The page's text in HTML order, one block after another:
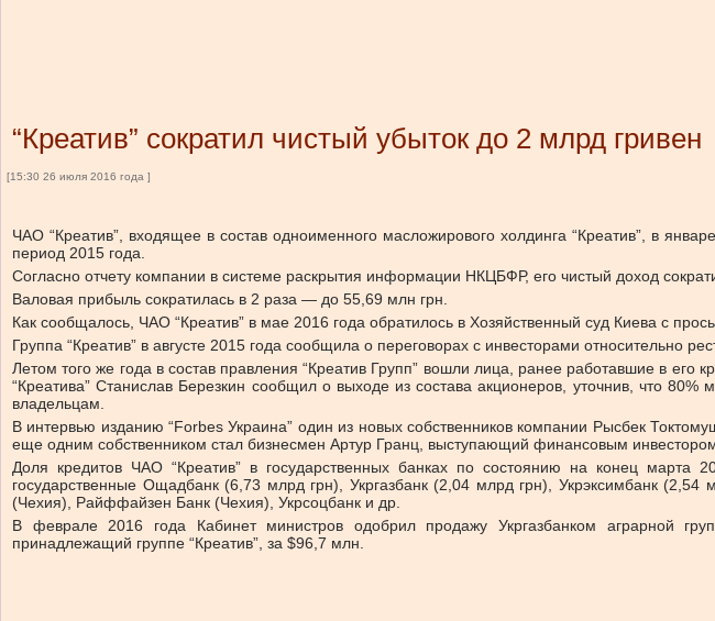
“Креатив” сократил чистый убыток до 2 млрд гривен
[15:30 26 июля 2016 года ]
ЧАО “Креатив”, входящее в состав одноименного масложирового холдинга “Креатив”, в
период 2015 года.
Согласно отчету компании в системе раскрытия информации НКЦБФР, его чистый доход
Валовая прибыль сократилась в 2 раза — до 55,69 млн грн.
Как сообщалось, ЧАО “Креатив” в мае 2016 года обратилось в Хозяйственный суд Киева с
Группа “Креатив” в августе 2015 года сообщила о переговорах с инвесторами относительно
Летом того же года в состав правления “Креатив Групп” вошли лица, ранее работавшие в
“Креатива” Станислав Березкин сообщил о выходе из состава акционеров, уточнив, что
владельцам.
В интервью изданию “Forbes Украина” один из новых собственников компании Рысбек
еще одним собственником стал бизнесмен Артур Гранц, выступающий финансовым
Доля кредитов ЧАО “Креатив” в государственных банках по состоянию на конец
государственные Ощадбанк (6,73 млрд грн), Укргазбанк (2,04 млрд грн), Укрэксимбанк
(Чехия), Райффайзен Банк (Чехия), Укрсоцбанк и др.
В феврале 2016 года Кабинет министров одобрил продажу Укргазбанком аграрной
принадлежащий группе “Креатив”, за $96,7 млн.